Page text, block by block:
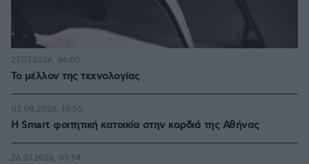
Το μέλλον της τεχνολογίας
27.07.2026, 06:00
Η Smart φοιτητική κατοικία στην καρδιά της Αθήνας
03.08.2026, 10:56
26.07.2026, 09:54